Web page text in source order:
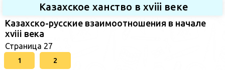
Казахское ханство в хviii веке
Казахско-русские взаимоотношения в начале
xviii века
Страница 27
1 2